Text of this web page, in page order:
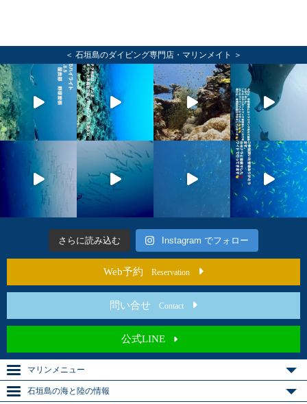
＜ 石垣島のダイビング専門店・マリンメイト ＞
さらに読み込む Instagram でフォロー
Web予約 Reservation
問い合せ Contact
公式LINE
マリンメニュー
石垣島の海と陸の情報